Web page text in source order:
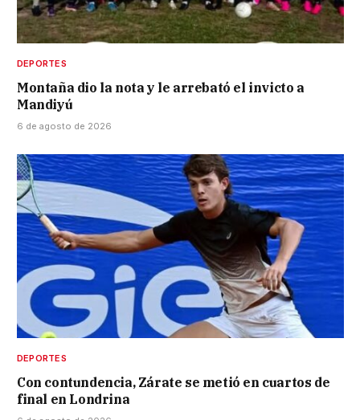
DEPORTES
Montaña dio la nota y le arrebató el invicto a
Mandiyú
6 de agosto de 2026
DEPORTES
Con contundencia, Zárate se metió en cuartos de
final en Londrina